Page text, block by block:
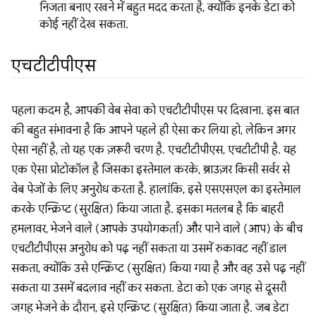
निजता बनाए रखने में बहुत मदद करता है, क्योंकि इनके डेटा को
कोई नहीं देख सकता.
एचटीटीपीएस
पहला कदम है, आपकी वेब सेवा को एचटीटीपीएस पर दिखाना. इस बात
की बहुत संभावना है कि आपने पहले ही ऐसा कर लिया हो, लेकिन अगर
ऐसा नहीं है, तो यह एक ज़रूरी चरण है. एचटीटीपीएस, एचटीटीपी है. यह
एक ऐसा प्रोटोकॉल है जिसका इस्तेमाल करके, ब्राउज़र किसी सर्वर से
वेब पेजों के लिए अनुरोध करता है. हालांकि, इसे एसएसएल का इस्तेमाल
करके एन्क्रिप्ट (सुरक्षित) किया जाता है. इसका मतलब है कि बाहरी
हमलावर, भेजने वाले (आपके उपयोगकर्ता) और पाने वाले (आप) के बीच
एचटीटीपीएस अनुरोध को पढ़ नहीं सकता या उसमें रुकावट नहीं डाल
सकता, क्योंकि उसे एन्क्रिप्ट (सुरक्षित) किया गया है और वह उसे पढ़ नहीं
सकता या उसमें बदलाव नहीं कर सकता. डेटा को एक जगह से दूसरी
जगह भेजने के दौरान, इसे एन्क्रिप्ट (सुरक्षित) किया जाता है. जब डेटा